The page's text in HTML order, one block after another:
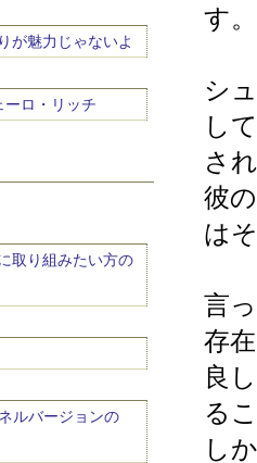
が魅力じゃないよ
ーロ・リッチ
取り組みたい方の
ルバージョンの
す。
シ
し
さ
彼
は
言
存
良
る
し